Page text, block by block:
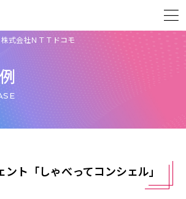
株式会社ＮＴＴドコモ
ト「しゃべってコンシェル」